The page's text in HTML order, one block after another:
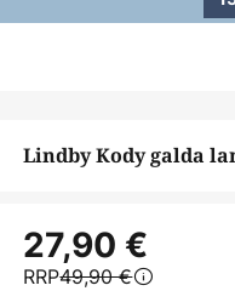
Lindby Kody galda
27,90 €
RRP49,90 €